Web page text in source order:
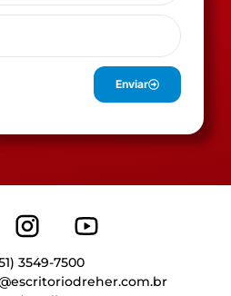
Enviar
3549-7500